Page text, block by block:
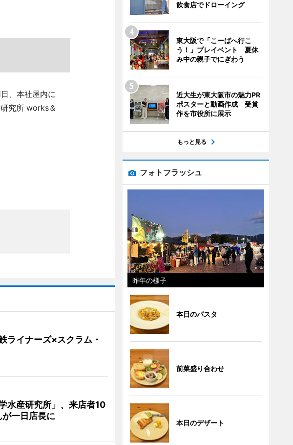
、本社屋内に
究所 works＆
ライナーズ×スクラム・
水産研究所」、来店者10
一日店長に
飲食店でドローイング
東大阪で「こーばへ行こ
う！」プレイベント 夏休
み中の親子でにぎわう
近大生が東大阪市の魅力PR
ポスターと動画作成 受賞
作を市役所に展示
もっと見る
フォトフラッシュ
昨年の様子
本日のパスタ
前菜盛り合わせ
本日のデザート